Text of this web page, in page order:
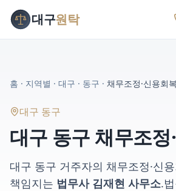
대구원탁
홈 · 지역별 · 대구 · 동구 · 채무조정·신용회복
대구 동구
대구 동구채무조정
대구 동구 거주자의 채무조정·신
책임지는 법무사 김재현 사무소.